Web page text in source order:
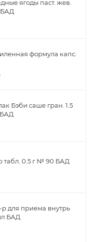
ягоды паст. жев.
формула капс.
Бэби саше гран. 1.5
0.5 г № 90 БАД
для приема внутрь
БАД